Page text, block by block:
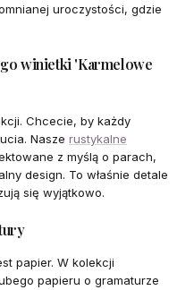
uroczystości, gdzie
winietki 'Karmelowe
Chcecie, by każdy
Nasze rustykalne
z myślą o parach,
design. To właśnie detale
się wyjątkowo.
papier. W kolekcji
papieru o gramaturze